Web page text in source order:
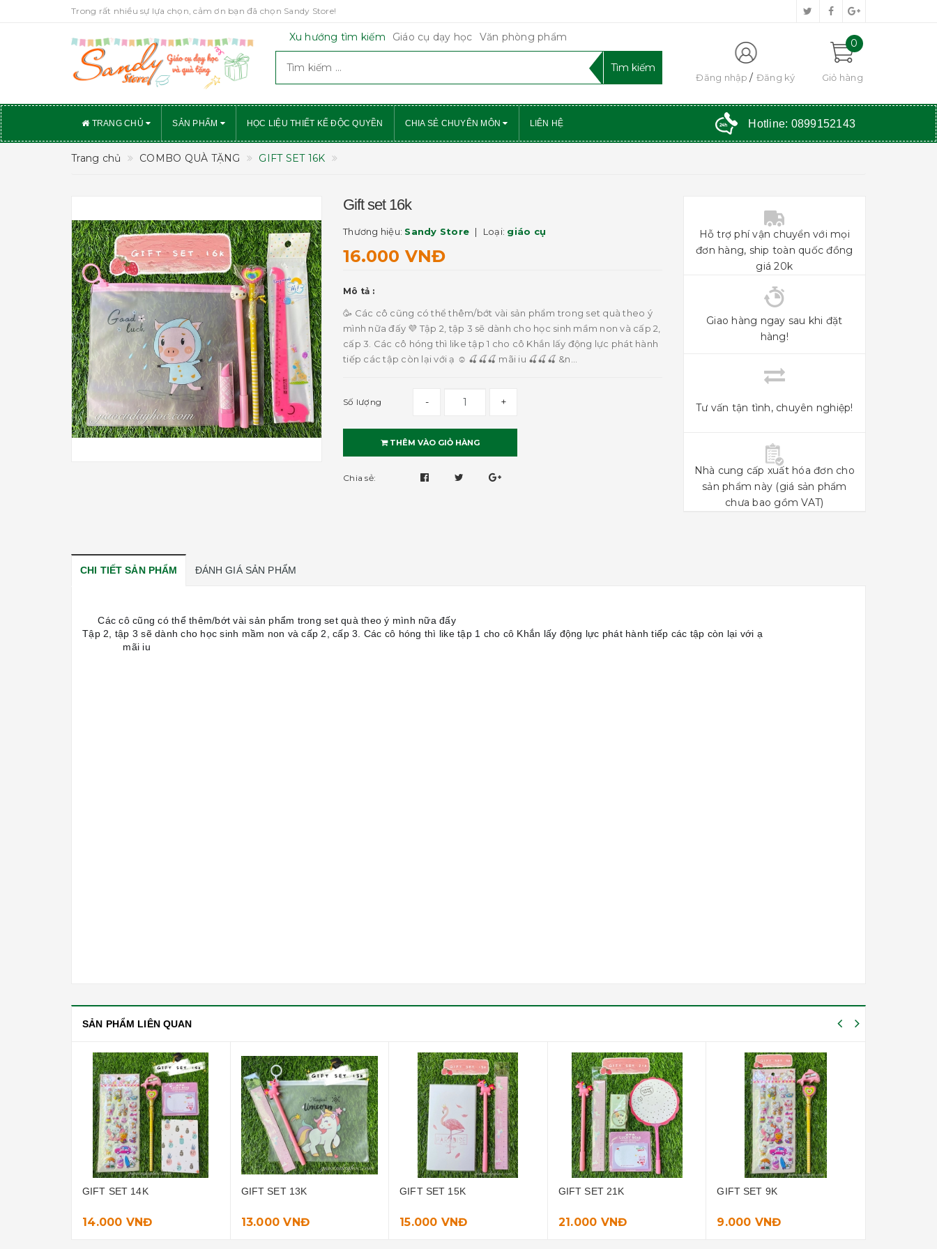
Trong rất nhiều sự lựa chọn, cảm ơn bạn đã chọn Sandy Store!
Xu hướng tìm kiếm Giáo cụ dạy học Văn phòng phẩm
Đăng nhập Đăng ký
0
Giỏ hàng
TRANG CHỦ SẢN PHẨM HỌC LIỆU THIẾT KẾ ĐỘC QUYỀN CHIA SẺ CHUYÊN MÔN LIÊN HỆ Hotline: 0899152143
Trang chủ COMBO QUÀ TẶNG GIFT SET 16K
Gift set 16k
Thương hiệu: Sandy Store Loại: giáo cụ
16.000 VNĐ
Mô tả :
🥳 Các cô cũng có thể thêm/bớt vài sản phẩm trong set quà theo ý
mình nữa đấy 💜 Tập 2, tập 3 sẽ dành cho học sinh mầm non và cấp 2,
cấp 3. Các cô hóng thì like tập 1 cho cô Khắn lấy động lực phát hành
tiếp các tập còn lại với ạ ☺️ 🍒🍒🍒 mãi iu 🍒🍒🍒 &n...
Số lượng - +
THÊM VÀO GIỎ HÀNG
Chia sẻ:
Hỗ trợ phí vận chuyển với mọi
đơn hàng, ship toàn quốc đồng
giá 20k
Giao hàng ngay sau khi đặt
hàng!
Tư vấn tận tình, chuyên nghiệp!
Nhà cung cấp xuất hóa đơn cho
sản phẩm này (giá sản phẩm
chưa bao gồm VAT)
CHI TIẾT SẢN PHẨM ĐÁNH GIÁ SẢN PHẨM
Các cô cũng có thể thêm/bớt vài sản phẩm trong set quà theo ý mình nữa đấy
Tập 2, tập 3 sẽ dành cho học sinh mầm non và cấp 2, cấp 3. Các cô hóng thì like tập 1 cho cô Khắn lấy động lực phát hành tiếp các tập còn lại với ạ
mãi iu
SẢN PHẨM LIÊN QUAN
GIFT SET 13K
13.000 VNĐ
GIFT SET 15K
15.000 VNĐ
GIFT SET 21K
21.000 VNĐ
GIFT SET 9K
9.000 VNĐ
GIFT SET 13K
13.000 VNĐ